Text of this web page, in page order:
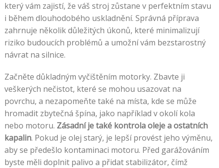
který vám zajistí, že váš stroj zůstane v perfektním stavu
i během dlouhodobého uskladnění. Správná příprava
zahrnuje několik důležitých úkonů, které minimalizují
riziko budoucích problémů a umožní vám bezstarostný
návrat na silnice.
Začněte důkladným vyčištěním motorky. Zbavte ji
veškerých nečistot, které se mohou usazovat na
povrchu, a nezapomeňte také na místa, kde se může
hromadit zbytečná špína, jako například v okolí kola
nebo motoru. Zásadní je také kontrola oleje a ostatních
kapalin. Pokud je olej starý, je lepší provést jeho výměnu,
aby se předešlo kontaminaci motoru. Před garážováním
byste měli doplnit palivo a přidat stabilizátor, čímž